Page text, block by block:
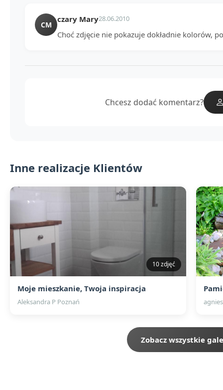
CM
czary Mary28.06.2010
Choć zdjęcie nie pokazuje dokładnie kolorów,
Chcesz dodać komentarz?
Inne realizacje Klientów
10 zdjęć
Moje mieszkanie, Twoja inspiracja
Aleksandra P Poznań
Zobacz wszystkie